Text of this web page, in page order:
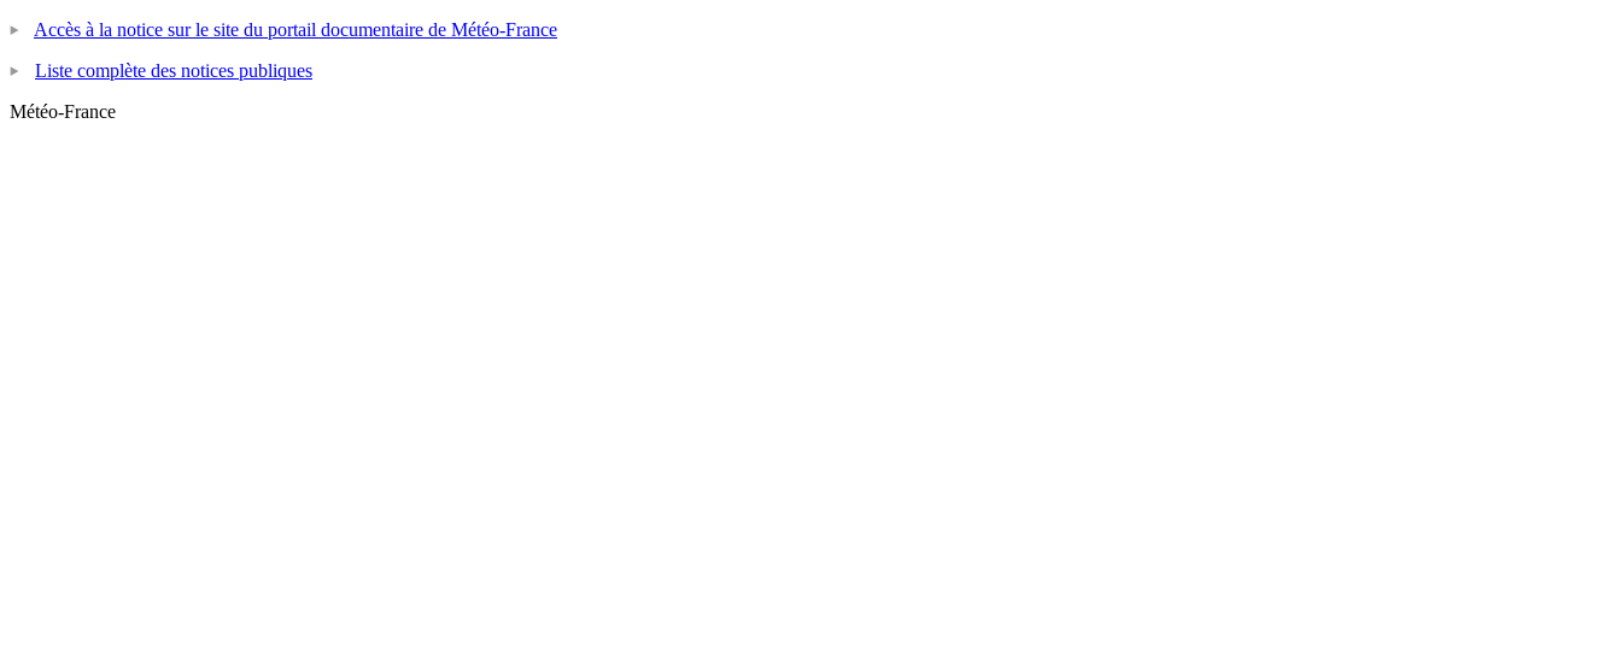
Accès à la notice sur le site du portail documentaire de Météo-France
Liste complète des notices publiques
Météo-France